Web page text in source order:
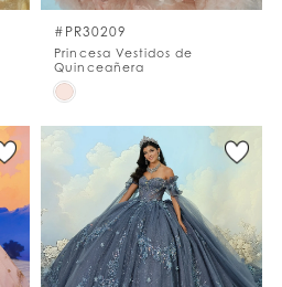
#PR30209
Princesa Vestidos de
Quinceañera
Skip
#572a3c3293
end